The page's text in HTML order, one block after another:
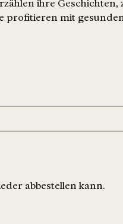
ihre
profitieren mit
abbestellen kann.